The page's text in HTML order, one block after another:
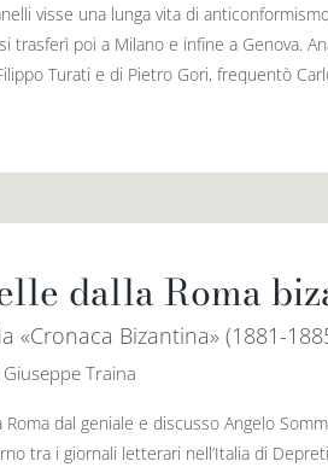
visse una lunga vita di
trasferì poi a Milano e infine a Genova.
Turati e di Pietro Gori, frequentò
dalla Roma
«Cronaca Bizantina» (1881-
Traina
Roma dal geniale e discusso Angelo
tra i giornali letterari nell’Italia di